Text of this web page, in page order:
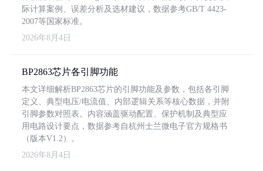
际计算案例、误差分析及选材建议，数据参考GB/T 4423-
2007等国家标准。
2026年8月4日
BP2863芯片各引脚功能
本文详细解析BP2863芯片的引脚功能及参数，包括各引脚
定义、典型电压/电流值、内部逻辑关系等核心数据，并附
引脚参数对照表。内容涵盖驱动配置、保护机制及典型应
用电路设计要点，数据参考自杭州士兰微电子官方规格书
（版本V1.2）。
2026年8月4日